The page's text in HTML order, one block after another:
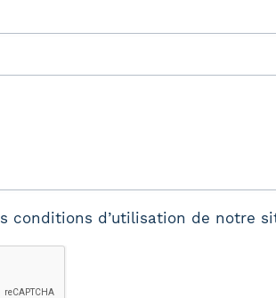
conditions d’utilisation de notre